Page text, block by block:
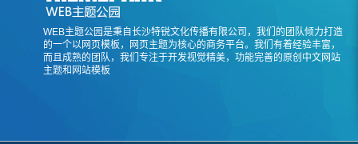
WEB主题公园是秉自长沙特锐文化传播有限公司，我们的团队倾力打造
的一个以网页模板，网页主题为核心的商务平台。我们有着经验丰富，
而且成熟的团队，我们专注于开发视觉精美，功能完善的原创中文网站
主题和网站模板